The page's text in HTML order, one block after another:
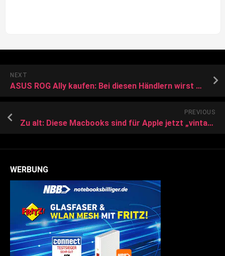
NEXT
ASUS ROG Ally kaufen: Bei diesen Händlern wirst du fündig
PREVIOUS
Zu alt: Diese Macbooks sind für Apple jetzt „vintage“ – was das für User bedeutet
WERBUNG